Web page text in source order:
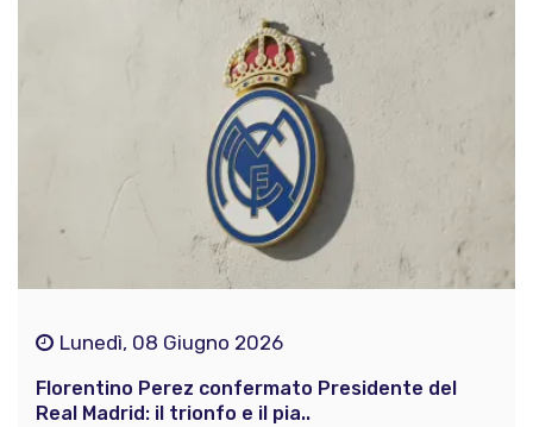
Lunedì, 08 Giugno 2026
Florentino Perez confermato Presidente del
Real Madrid: il trionfo e il pia..